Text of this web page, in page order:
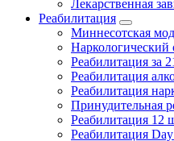
Лекарственная
Реабилитация
Миннесотская
Наркологический
Реабилитация за
Реабилитация
Реабилитация
Принудительная
Реабилитация 12
Реабилитация